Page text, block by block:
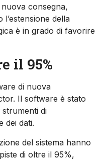
consegna,
della
è in grado di favorire
il 95%
di nuova
Il software è stato
di
dei dati.
del sistema hanno
di oltre il 95%,